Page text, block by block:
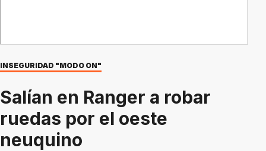
INSEGURIDAD "MODO ON"
Salían en Ranger a robar
ruedas por el oeste
neuquino